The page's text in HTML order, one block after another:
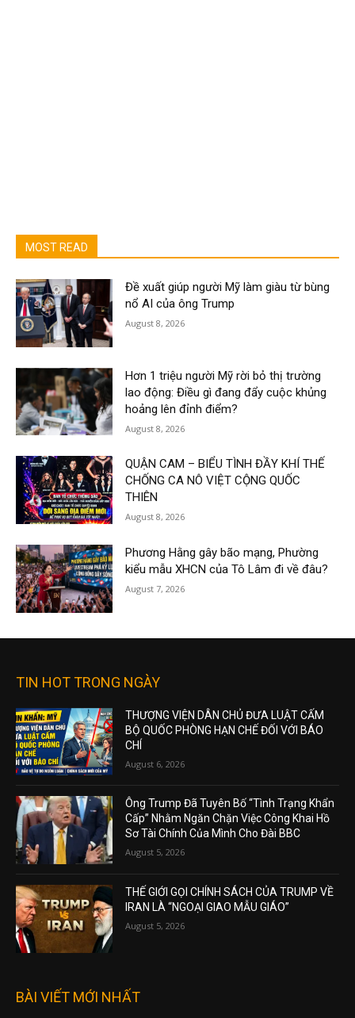
MOST READ
Đề xuất giúp người Mỹ làm giàu từ bùng
nổ AI của ông Trump
August 8, 2026
Hơn 1 triệu người Mỹ rời bỏ thị trường
lao động: Điều gì đang đẩy cuộc khủng
hoảng lên đỉnh điểm?
August 8, 2026
QUẬN CAM – BIỂU TÌNH ĐẦY KHÍ THẾ
CHỐNG CA NÔ VIỆT CỘNG QUỐC
THIÊN
August 8, 2026
Phương Hằng gây bão mạng, Phường
kiểu mẫu XHCN của Tô Lâm đi về đâu?
August 7, 2026
TIN HOT TRONG NGÀY
THƯỢNG VIỆN DÂN CHỦ ĐƯA LUẬT CẤM
BỘ QUỐC PHÒNG HẠN CHẾ ĐỐI VỚI BÁO
CHÍ
August 6, 2026
Ông Trump Đã Tuyên Bố “Tình Trạng Khẩn
Cấp” Nhằm Ngăn Chặn Việc Công Khai Hồ
Sơ Tài Chính Của Mình Cho Đài BBC
August 5, 2026
THẾ GIỚI GỌI CHÍNH SÁCH CỦA TRUMP VỀ
IRAN LÀ “NGOẠI GIAO MẪU GIÁO”
August 5, 2026
BÀI VIẾT MỚI NHẤT